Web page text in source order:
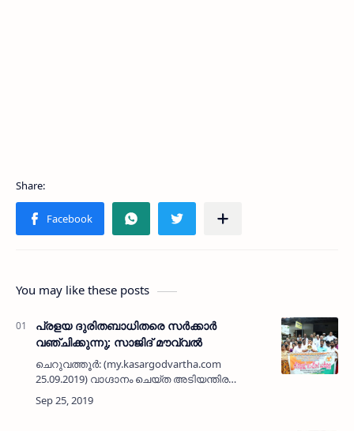
You may like these posts
പ്രളയ ദുരിതബാധിതരെ സര്‍ക്കാര്‍
വഞ്ചിക്കുന്നു; സാജിദ് മൗവ്വല്‍
ചെറുവത്തൂര്‍: (my.kasargodvartha.com
25.09.2019) വാഗ്ദാനം ചെയ്ത അടിയന്തിര
ദുരിതാശ്വാസ സഹായം നല്‍കാതെ പ്രളയ
ദുരിതബാധിതരെ സര്‍ക്കാര്‍